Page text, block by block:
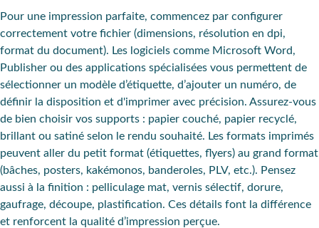
Pour une impression parfaite, commencez par configurer
correctement votre fichier (dimensions, résolution en dpi,
format du document). Les logiciels comme Microsoft Word,
Publisher ou des applications spécialisées vous permettent de
sélectionner un modèle d’étiquette, d’ajouter un numéro, de
définir la disposition et d'imprimer avec précision. Assurez-vous
de bien choisir vos supports : papier couché, papier recyclé,
brillant ou satiné selon le rendu souhaité. Les formats imprimés
peuvent aller du petit format (étiquettes, flyers) au grand format
(bâches, posters, kakémonos, banderoles, PLV, etc.). Pensez
aussi à la finition : pelliculage mat, vernis sélectif, dorure,
gaufrage, découpe, plastification. Ces détails font la différence
et renforcent la qualité d’impression perçue.